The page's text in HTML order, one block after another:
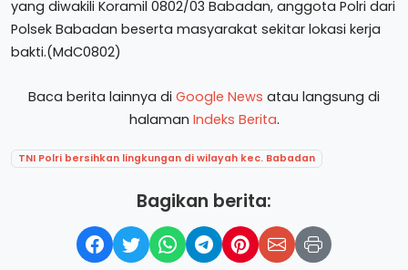
yang diwakili Koramil 0802/03 Babadan, anggota Polri dari
Polsek Babadan beserta masyarakat sekitar lokasi kerja
bakti.(MdC0802)
Baca berita lainnya di Google News atau langsung di
halaman Indeks Berita.
TNI Polri bersihkan lingkungan di wilayah kec. Babadan
Bagikan berita: